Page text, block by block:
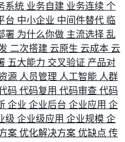
系统 业务自建 业务连续 个
台 中小企业 中间件替代 临
署 为什么你做 主流选择 乱
二次搭建 云原生 云成本 云
五大能力 交叉验证 产品对
源 人员管理 人工智能 人群
码 代码复用 代码审查 代码
企业 企业后台 企业应用 企
级 企业级应用 企业规模 企
案 优化解决方案 优缺点 传